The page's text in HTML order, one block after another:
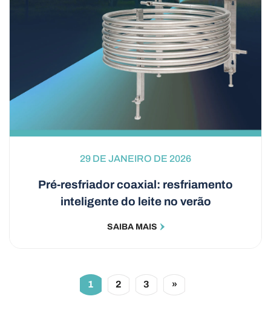
29 DE JANEIRO DE 2026
Pré-resfriador coaxial: resfriamento
inteligente do leite no verão
SAIBA MAIS
1 2 3 »